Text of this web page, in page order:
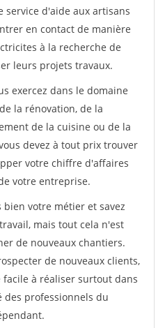
d'aide aux artisans
en contact de manière
à la recherche de
leurs projets travaux.
exercez dans le domaine
la rénovation, de la
de la cuisine ou de la
devez à tout prix trouver
votre chiffre d'affaires
votre entreprise.
bien votre métier et savez
mais tout cela n'est
de nouveaux chantiers.
de nouveaux clients,
à réaliser surtout dans
professionnels du